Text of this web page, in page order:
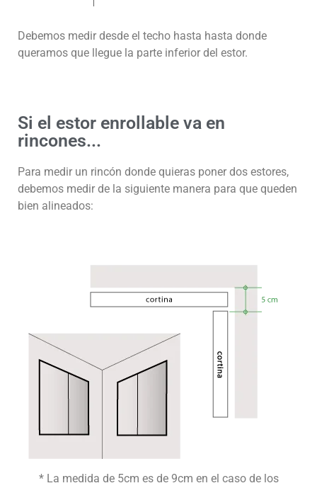
Debemos medir desde el techo hasta hasta donde
queramos que llegue la parte inferior del estor.
Si el estor enrollable va en
rincones...
Para medir un rincón donde quieras poner dos estores,
debemos medir de la siguiente manera para que queden
bien alineados:
* La medida de 5cm es de 9cm en el caso de los